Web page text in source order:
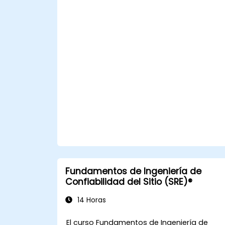
Fundamentos de Ingeniería de
Confiabilidad del Sitio (SRE)®
14 Horas
El curso Fundamentos de Ingeniería de